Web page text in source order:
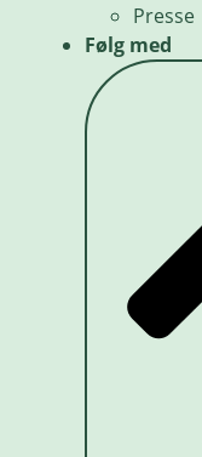
Presse
Følg med